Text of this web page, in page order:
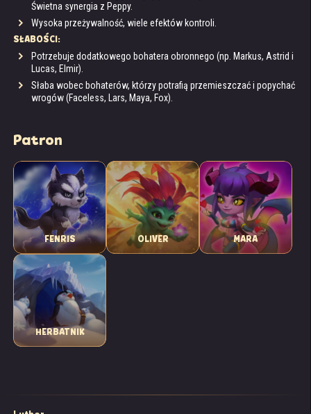
Świetna synergia z Peppy.
Wysoka przeżywalność, wiele efektów kontroli.
SŁABOŚCI:
Potrzebuje dodatkowego bohatera obronnego (np. Markus, Astrid i
Lucas, Elmir).
Słaba wobec bohaterów, którzy potrafią przemieszczać i popychać
wrogów (Faceless, Lars, Maya, Fox).
Patron
FENRIS OLIVER MARA
HERBATNIK